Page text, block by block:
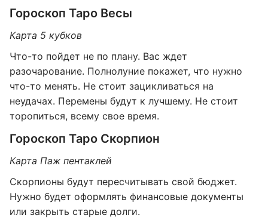
Гороскоп Таро Весы
Карта 5 кубков
Что-то пойдет не по плану. Вас ждет
разочарование. Полнолуние покажет, что нужно
что-то менять. Не стоит зацикливаться на
неудачах. Перемены будут к лучшему. Не стоит
торопиться, всему свое время.
Гороскоп Таро Скорпион
Карта Паж пентаклей
Скорпионы будут пересчитывать свой бюджет.
Нужно будет оформлять финансовые документы
или закрыть старые долги.